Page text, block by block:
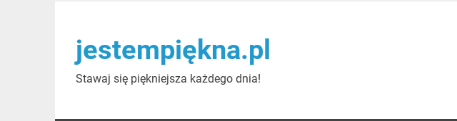
contentjestempiękna.pl
Stawaj się piękniejsza każdego dnia!